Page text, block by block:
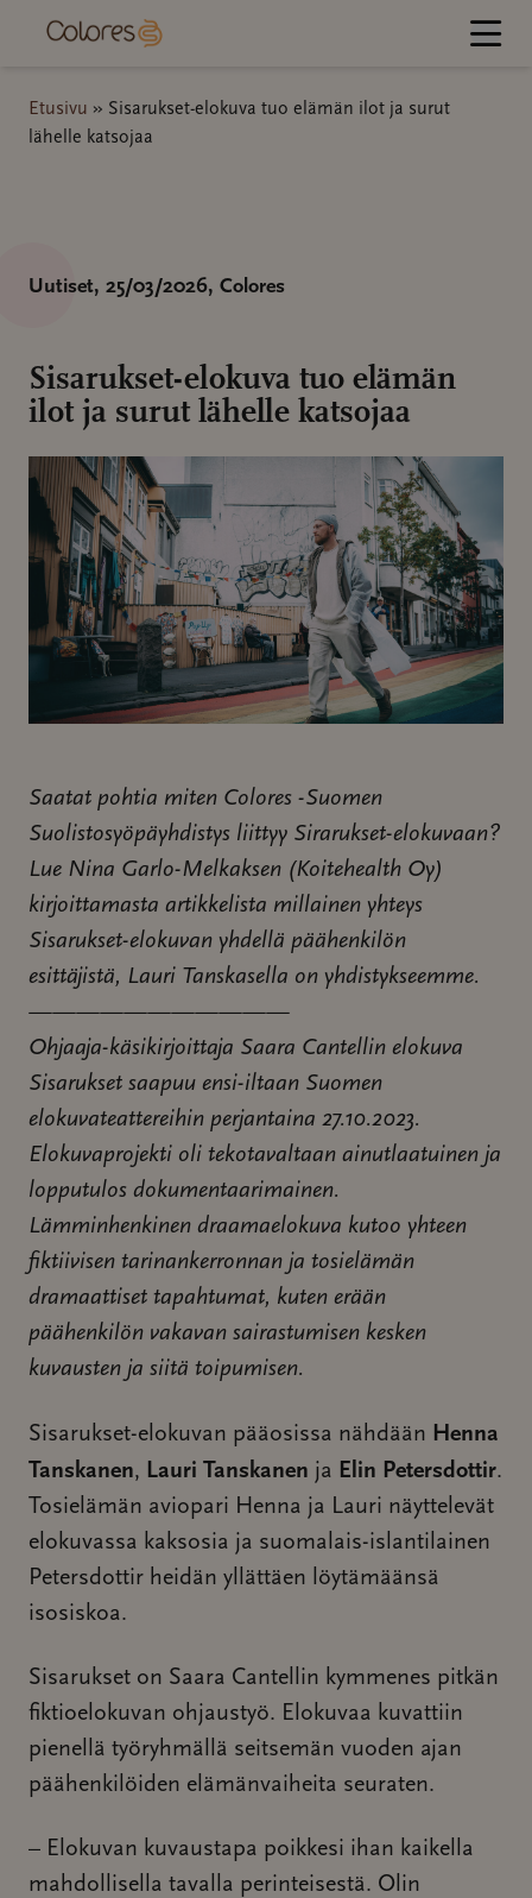
sisältöön
Etusivu » Sisarukset-elokuva tuo elämän ilot ja surut
lähelle katsojaa
Uutiset, 25/03/2026, Colores
Sisarukset-elokuva tuo elämän
ilot ja surut lähelle katsojaa
Saatat pohtia miten Colores -Suomen
Suolistosyöpäyhdistys liittyy Sirarukset-elokuvaan?
Lue Nina Garlo-Melkaksen (Koitehealth Oy)
kirjoittamasta artikkelista millainen yhteys
Sisarukset-elokuvan yhdellä päähenkilön
esittäjistä, Lauri Tanskasella on yhdistykseemme.
———————————
Ohjaaja-käsikirjoittaja Saara Cantellin elokuva
Sisarukset saapuu ensi-iltaan Suomen
elokuvateattereihin perjantaina 27.10.2023.
Elokuvaprojekti oli tekotavaltaan ainutlaatuinen ja
lopputulos dokumentaarimainen.
Lämminhenkinen draamaelokuva kutoo yhteen
fiktiivisen tarinankerronnan ja tosielämän
dramaattiset tapahtumat, kuten erään
päähenkilön vakavan sairastumisen kesken
kuvausten ja siitä toipumisen.
Sisarukset-elokuvan pääosissa nähdään Henna
Tanskanen, Lauri Tanskanen ja Elin Petersdottir.
Tosielämän aviopari Henna ja Lauri näyttelevät
elokuvassa kaksosia ja suomalais-islantilainen
Petersdottir heidän yllättäen löytämäänsä
isosiskoa.
Sisarukset on Saara Cantellin kymmenes pitkän
fiktioelokuvan ohjaustyö. Elokuvaa kuvattiin
pienellä työryhmällä seitsemän vuoden ajan
päähenkilöiden elämänvaiheita seuraten.
– Elokuvan kuvaustapa poikkesi ihan kaikella
mahdollisella tavalla perinteisestä. Olin